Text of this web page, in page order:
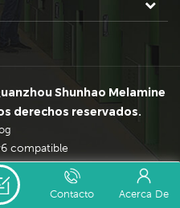
Shunhao Melamine
derechos reservados.
compatible
Acerca De
Contacto